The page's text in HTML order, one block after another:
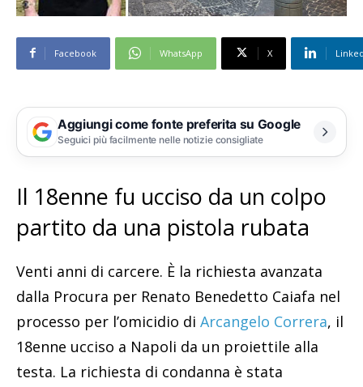
Facebook WhatsApp X
Aggiungi come fonte preferita su Google
Seguici più facilmente nelle notizie consigliate
Il 18enne fu ucciso da un colpo
partito da una pistola rubata
Venti anni di carcere. È la richiesta avanzata
dalla Procura per Renato Benedetto Caiafa nel
processo per l’omicidio di Arcangelo Correra, il
18enne ucciso a Napoli da un proiettile alla
testa. La richiesta di condanna è stata